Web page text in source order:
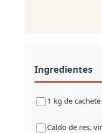
Ingredientes
1 kg de
Caldo de res,